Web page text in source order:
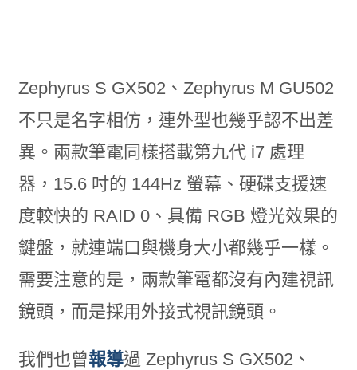
Zephyrus S GX502、Zephyrus M GU502
不只是名字相仿，連外型也幾乎認不出差
異。兩款筆電同樣搭載第九代 i7 處理
器，15.6 吋的 144Hz 螢幕、硬碟支援速
度較快的 RAID 0、具備 RGB 燈光效果的
鍵盤，就連端口與機身大小都幾乎一樣。
需要注意的是，兩款筆電都沒有內建視訊
鏡頭，而是採用外接式視訊鏡頭。
我們也曾報導過 Zephyrus S GX502、